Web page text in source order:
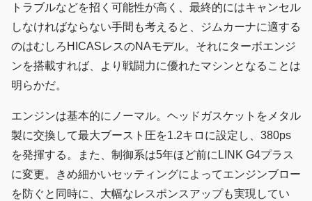
トラブルなどを招く可能性が高く、最終的にはキャンセル
しなければならない手間も考えると、ジムカーナに適する
のはむしろHICASレスのNAモデル。それにターボエンジ
ンを搭載すれば、より戦闘力に優れたマシンとなることは
明らかだ。
エンジンは基本的にノーマル。ヘッドガスケットをメタル
製に交換して最大ブースト圧を1.2キロに設定し、380ps
を発揮する。また、制御系は5年ほど前にLINK G4プラス
に変更。きめ細かいセッティングによってエンジンブロー
を防ぐと同時に、大幅なレスポンスアップも実現してい